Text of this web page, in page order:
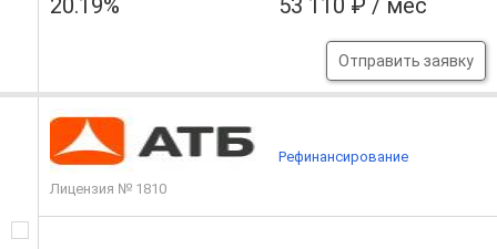
20.19% 53 110 ₽ / мес
Отправить заявку
Лицензия № 1810
Рефинансирование